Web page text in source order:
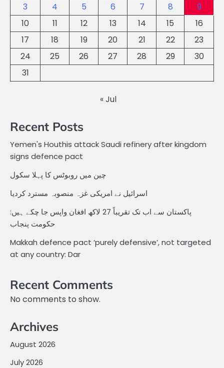
3
4 5 6 7 8
9
10
11 12 13 14 15
16
17
18 19 20 21 22
23
24
25 26 27 28 29
30
31
« Jul
Recent Posts
Yemen's Houthis attack Saudi refinery after kingdom
signs defence pact
چین میں روبوٹس کا پہلا سکول
اسرائیل نے امریکی غزہ منصوبہ مسترد کردیا
پاکستان سے اب تک تقریباً 27 لاکھ افغان واپس جا چکے ہیں:
حکومت پنجاب
Makkah defence pact ‘purely defensive’, not targeted
at any country: Dar
Recent Comments
No comments to show.
Archives
August 2026
July 2026